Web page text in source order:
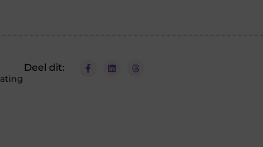
Deel dit: